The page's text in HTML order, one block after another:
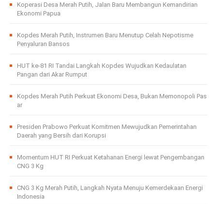
Koperasi Desa Merah Putih, Jalan Baru Membangun Kemandirian
Ekonomi Papua
Kopdes Merah Putih, Instrumen Baru Menutup Celah Nepotisme
Penyaluran Bansos
HUT ke-81 RI Tandai Langkah Kopdes Wujudkan Kedaulatan
Pangan dari Akar Rumput
Kopdes Merah Putih Perkuat Ekonomi Desa, Bukan Memonopoli Pas
ar
Presiden Prabowo Perkuat Komitmen Mewujudkan Pemerintahan
Daerah yang Bersih dari Korupsi
Momentum HUT RI Perkuat Ketahanan Energi lewat Pengembangan
CNG 3 Kg
CNG 3 Kg Merah Putih, Langkah Nyata Menuju Kemerdekaan Energi
Indonesia